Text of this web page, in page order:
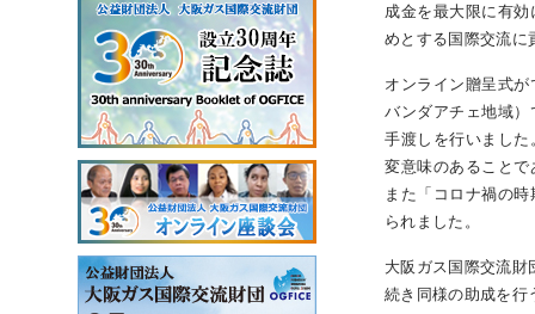
業
お
成金を最大限に有
めとする国際交流に
オンライン贈呈式
バンダアチェ地域
手渡しを行いまし
変意味のあること
また「コロナ禍の
られました。
大阪ガス国際交流
続き同様の助成を行